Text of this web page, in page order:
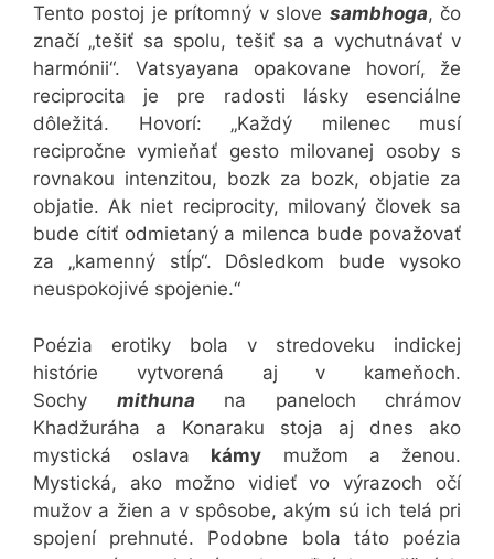
Tento postoj je prítomný v slove sambhoga, čo
značí „tešiť sa spolu, tešiť sa a vychutnávať v
harmónii“. Vatsyayana opakovane hovorí, že
reciprocita je pre radosti lásky esenciálne
dôležitá. Hovorí: „Každý milenec musí
recipročne vymieňať gesto milovanej osoby s
rovnakou intenzitou, bozk za bozk, objatie za
objatie. Ak niet reciprocity, milovaný človek sa
bude cítiť odmietaný a milenca bude považovať
za „kamenný stĺp“. Dôsledkom bude vysoko
neuspokojivé spojenie.“
Poézia erotiky bola v stredoveku indickej
histórie vytvorená aj v kameňoch.
Sochy mithunana paneloch chrámov
Khadžuráha a Konaraku stoja aj dnes ako
mystická oslava kámy mužom a ženou.
Mystická, ako možno vidieť vo výrazoch očí
mužov a žien a v spôsobe, akým sú ich telá pri
spojení prehnuté. Podobne bola táto poézia